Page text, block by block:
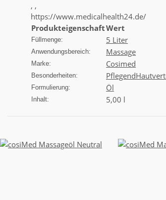
, ,
https://www.medicalhealth24.de/
ProdukteigenschaftWert
Füllmenge: 5 Liter
Anwendungsbereich: Massage
Marke: Cosimed
Besonderheiten: Pflegend
Formulierung: Öl
Inhalt: 5,00 l